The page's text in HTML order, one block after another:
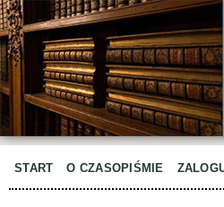
START O CZASOPIŚMIE